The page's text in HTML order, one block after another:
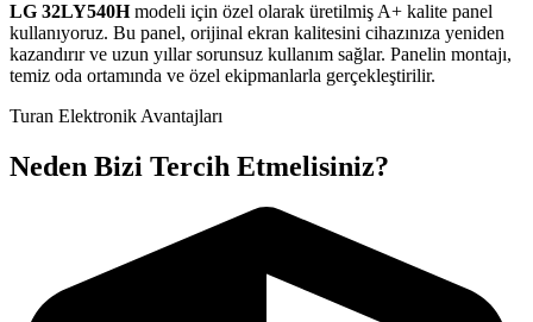
LG 32LY540Hmodeli için özel olarak üretilmiş A+ kalite panel
kullanıyoruz. Bu panel, orijinal ekran kalitesini cihazınıza yeniden
kazandırır ve uzun yıllar sorunsuz kullanım sağlar. Panelin montajı,
temiz oda ortamında ve özel ekipmanlarla gerçekleştirilir.
Turan Elektronik Avantajları
Neden Bizi Tercih Etmelisiniz?